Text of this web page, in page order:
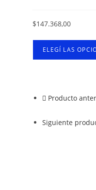
$147.368,00
ELEGÍ LAS
Producto
Siguiente